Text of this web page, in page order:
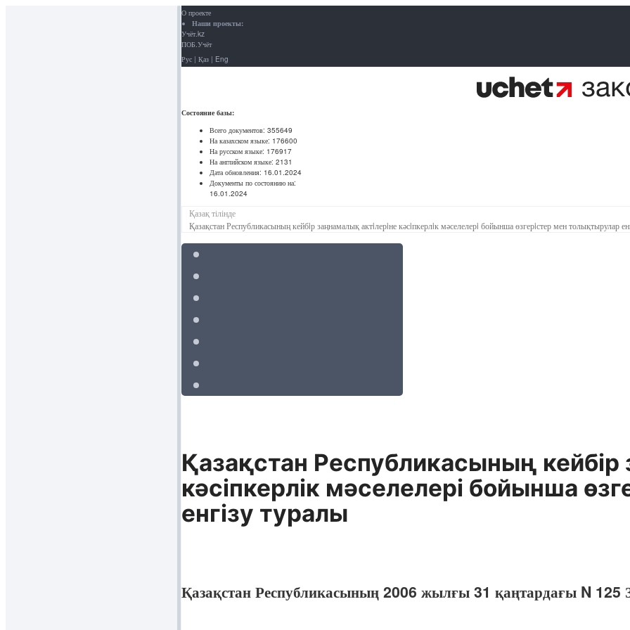
О проекте
Наши проекты:
Учёт.kz
ПОБ.Учёт
Рус | Қаз | Eng
Состояние базы:
Всего документов: 355649
На казахском языке: 176600
На русском языке: 176917
На английском языке: 2131
Дата обновления: 16.01.2024
Документы по состоянию на:
16.01.2024
Қазақ тілінде
Қазақстан Республикасының кейбiр заңнамалық актiлерiне кәсiпкерлiк мәселелерi бойынша өзгерiстер мен толықтырулар
Қазақстан Республикасының
кәсiпкерлiк мәселелерi бойынша
енгiзу туралы
Қазақстан Республикасының 2006 жылғы 31 қаңтардағы N 125